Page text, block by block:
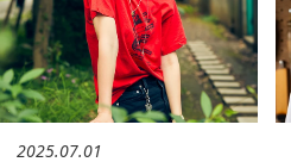
2025.07.01